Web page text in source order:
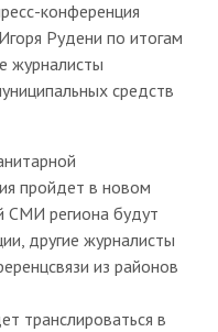
конференция
Рудени по итогам
журналисты
средств
пройдет в новом
СМИ региона будут
другие журналисты
из районов
транслироваться в